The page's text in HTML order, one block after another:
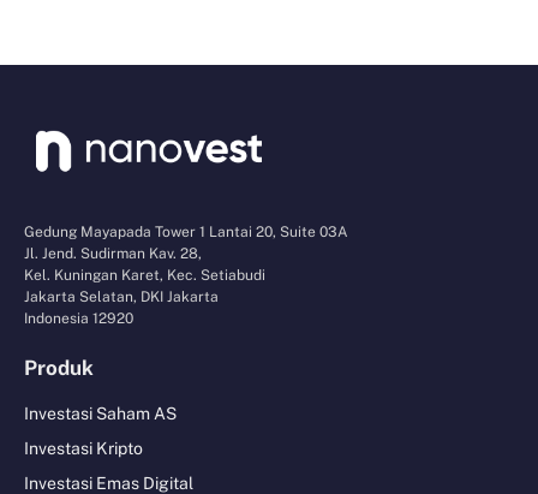
Gedung Mayapada Tower 1 Lantai 20, Suite 03A
Jl. Jend. Sudirman Kav. 28,
Kel. Kuningan Karet, Kec. Setiabudi
Jakarta Selatan, DKI Jakarta
Indonesia 12920
Produk
Investasi Saham AS
Investasi Kripto
Investasi Emas Digital